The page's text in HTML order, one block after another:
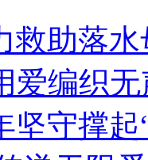
救助落
爱编织
坚守撑起